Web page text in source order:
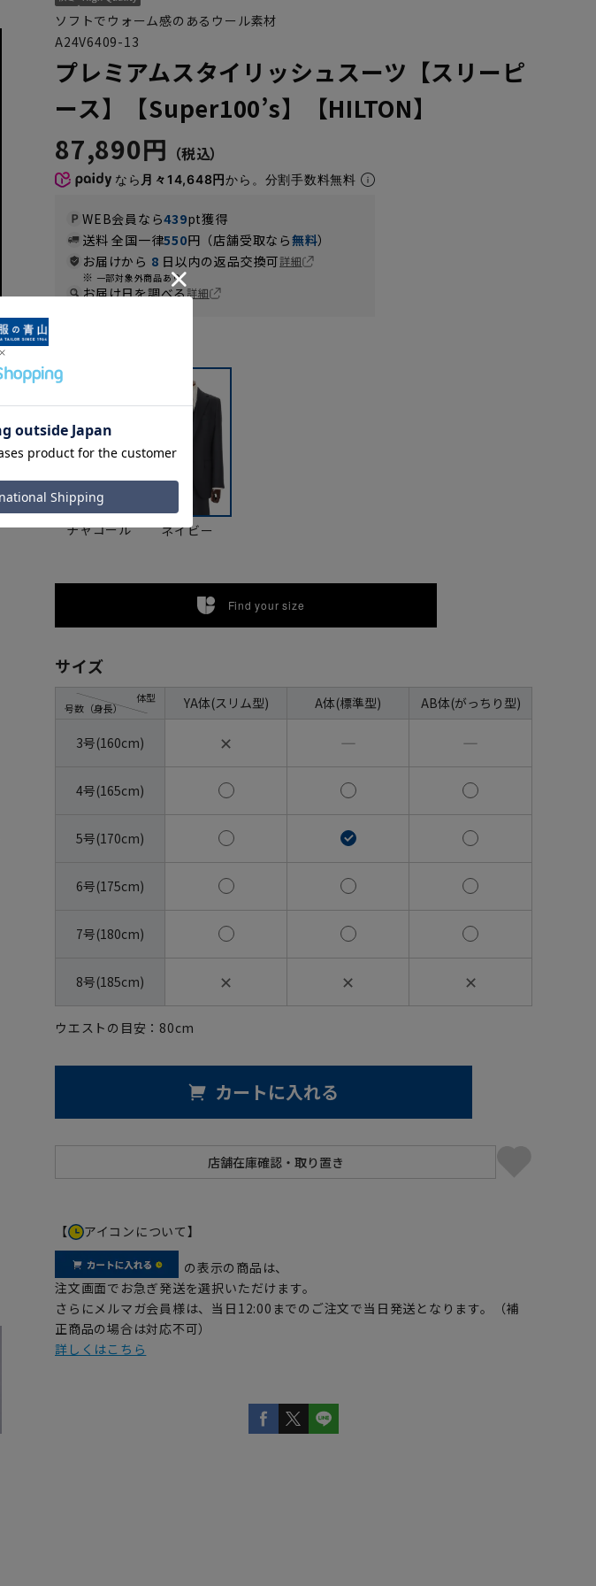
ソフトでウォーム感のあるウール素材
A24V6409-13
プレミアムスタイリッシュスーツ【スリーピ
ース】【Super100’s】【HILTON】
87,890円
なら 月々14,648円から。分割手数料無料
WEB会員なら439pt獲得
送料 全国一律550円（店舗受取なら無料）
お届けから 8 日以内の返品交換可詳細
一部対象外商品あり
お届け日を調べる詳細
チャコール ネイビー
Find your size
サイズ
号数（身長）
体型 YA体(スリム型) A体(標準型) AB体(がっちり型)
3号(160cm) ✕ ― ―
4号(165cm)
5号(170cm)
6号(175cm)
7号(180cm)
8号(185cm) ✕ ✕ ✕
ウエストの目安： 80cm
カートに入れる
【 アイコンについて】
の表示の商品は、
注文画面でお急ぎ発送を選択いただけます。
さらにメルマガ会員様は、当日12:00までのご注文で当日発送となります。（補
正商品の場合は対応不可）
詳しくはこちら